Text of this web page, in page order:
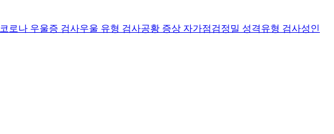
코로나 우울증 검사우울 유형 검사공황 증상 자가점검정밀 성격유형 검사성인